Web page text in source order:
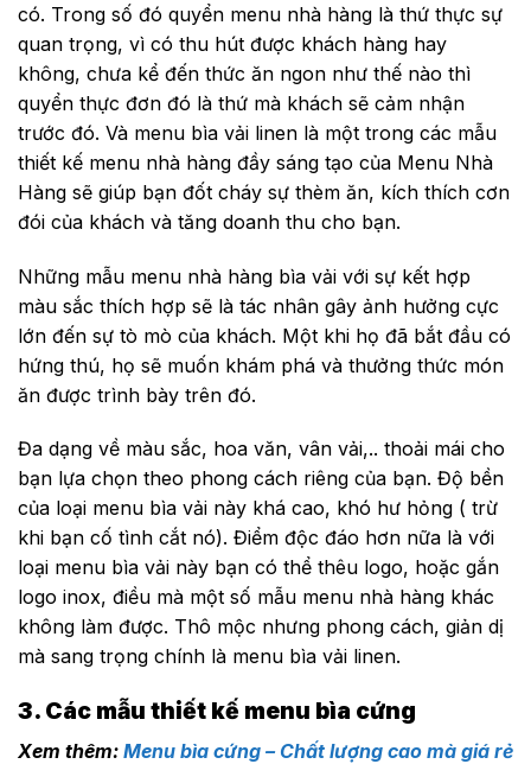
có. Trong số đó quyển menu nhà hàng là thứ thực sự
quan trọng, vì có thu hút được khách hàng hay
không, chưa kể đến thức ăn ngon như thế nào thì
quyển thực đơn đó là thứ mà khách sẽ cảm nhận
trước đó. Và menu bìa vải linen là một trong các mẫu
thiết kế menu nhà hàng đầy sáng tạo của Menu Nhà
Hàng sẽ giúp bạn đốt cháy sự thèm ăn, kích thích cơn
đói của khách và tăng doanh thu cho bạn.
Những mẫu menu nhà hàng bìa vải với sự kết hợp
màu sắc thích hợp sẽ là tác nhân gây ảnh hưởng cực
lớn đến sự tò mò của khách. Một khi họ đã bắt đầu có
hứng thú, họ sẽ muốn khám phá và thưởng thức món
ăn được trình bày trên đó.
Đa dạng về màu sắc, hoa văn, vân vải,.. thoải mái cho
bạn lựa chọn theo phong cách riêng của bạn. Độ bền
của loại menu bìa vải này khá cao, khó hư hỏng ( trừ
khi bạn cố tình cắt nó). Điểm độc đáo hơn nữa là với
loại menu bìa vải này bạn có thể thêu logo, hoặc gắn
logo inox, điều mà một số mẫu menu nhà hàng khác
không làm được. Thô mộc nhưng phong cách, giản dị
mà sang trọng chính là menu bìa vải linen.
3. Các mẫu thiết kế menu bìa cứng
Xem thêm: Menu bìa cứng – Chất lượng cao mà giá rẻ